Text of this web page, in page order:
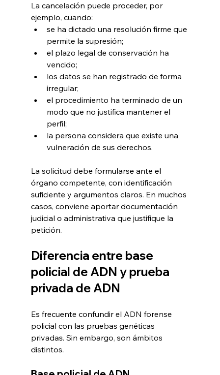
La cancelación puede proceder, por
ejemplo, cuando:
se ha dictado una resolución firme que
permite la supresión;
el plazo legal de conservación ha
vencido;
los datos se han registrado de forma
irregular;
el procedimiento ha terminado de un
modo que no justifica mantener el
perfil;
la persona considera que existe una
vulneración de sus derechos.
La solicitud debe formularse ante el
órgano competente, con identificación
suficiente y argumentos claros. En muchos
casos, conviene aportar documentación
judicial o administrativa que justifique la
petición.
Diferencia entre base
policial de ADN y prueba
privada de ADN
Es frecuente confundir el ADN forense
policial con las pruebas genéticas
privadas. Sin embargo, son ámbitos
distintos.